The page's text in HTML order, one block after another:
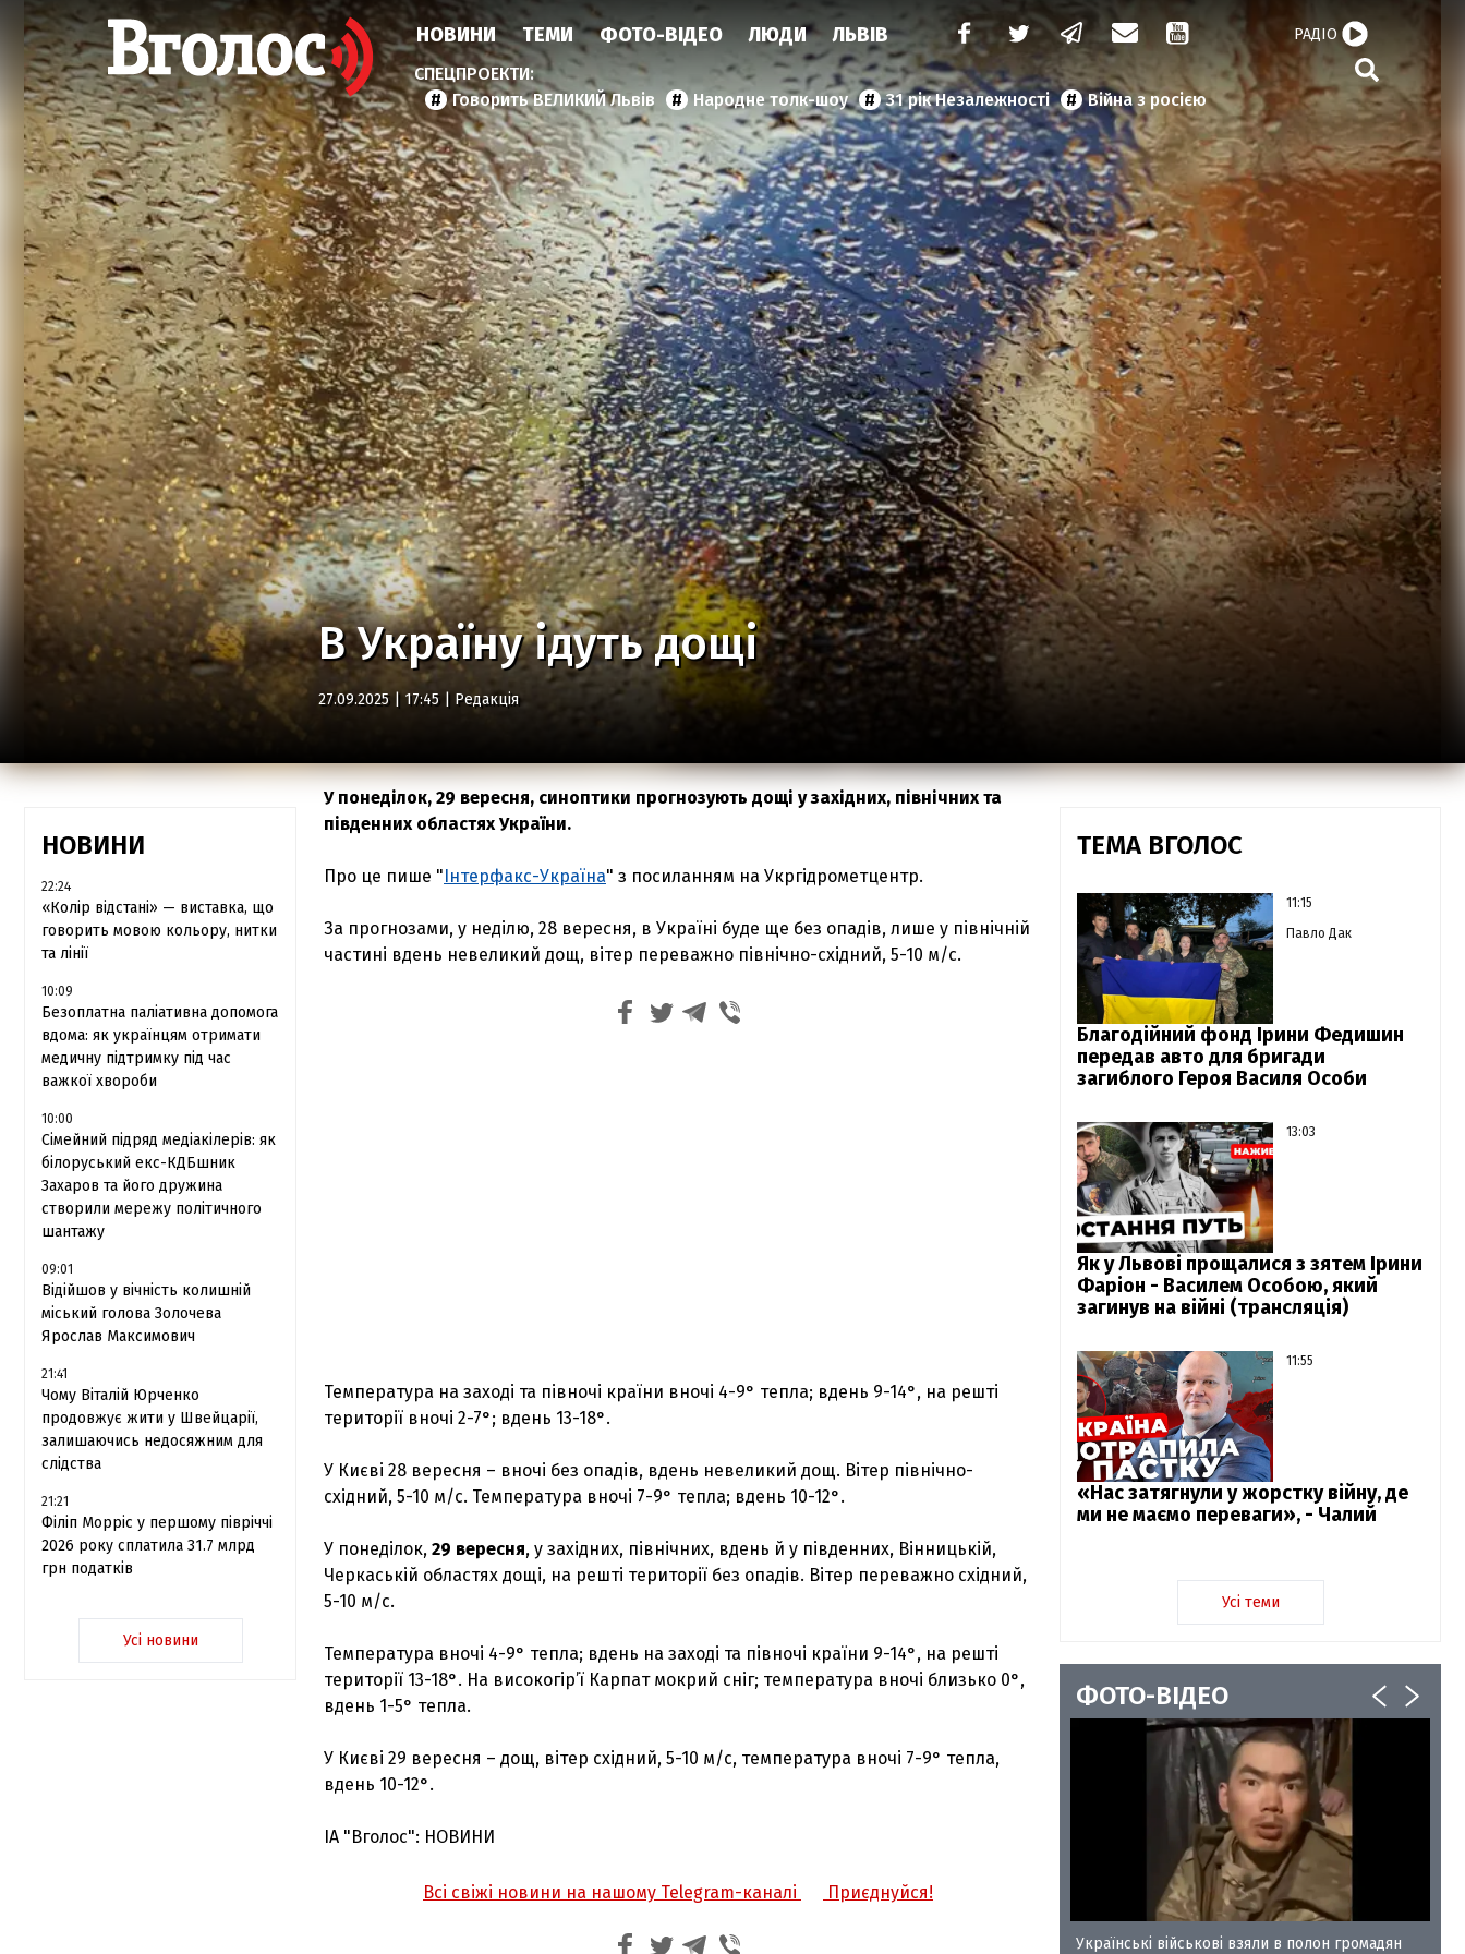
НОВИНИ ТЕМИ ФОТО-ВІДЕО ЛЮДИ ЛЬВІВ
Говорить ВЕЛИКИЙ Львів Народне толк-шоу 31 рік Незалежності Війна з росією
РАДІО
В Україну ідуть дощі
27.09.2025 | 17:45 | Редакція
НОВИНИ
22:24
«Колір відстані» — виставка, що
говорить мовою кольору, нитки
та лінії
10:09
Безоплатна паліативна допомога
вдома: як українцям отримати
медичну підтримку під час
важкої хвороби
10:00
Сімейний підряд медіакілерів: як
білоруський екс-КДБшник
Захаров та його дружина
створили мережу політичного
шантажу
09:01
Відійшов у вічність колишній
міський голова Золочева
Ярослав Максимович
21:41
Чому Віталій Юрченко
продовжує жити у Швейцарії,
залишаючись недосяжним для
слідства
21:21
Філіп Морріс у першому півріччі
2026 року сплатила 31.7 млрд
грн податків
Усі новини
У понеділок, 29 вересня, синоптики прогнозують дощі у західних, північних та
південних областях України.
Про це пише "Інтерфакс-Україна" з посиланням на Укргідрометцентр.
За прогнозами, у неділю, 28 вересня, в Україні буде ще без опадів, лише у північній
частині вдень невеликий дощ, вітер переважно північно-східний, 5-10 м/с.
Температура на заході та півночі країни вночі 4-9° тепла; вдень 9-14°, на решті
території вночі 2-7°; вдень 13-18°.
У Києві 28 вересня – вночі без опадів, вдень невеликий дощ. Вітер північно-
східний, 5-10 м/с. Температура вночі 7-9° тепла; вдень 10-12°.
У понеділок, 29 вересня, у західних, північних, вдень й у південних, Вінницькій,
Черкаській областях дощі, на решті території без опадів. Вітер переважно східний,
5-10 м/с.
Температура вночі 4-9° тепла; вдень на заході та півночі країни 9-14°, на решті
території 13-18°. На високогір’ї Карпат мокрий сніг; температура вночі близько 0°,
вдень 1-5° тепла.
У Києві 29 вересня – дощ, вітер східний, 5-10 м/с, температура вночі 7-9° тепла,
вдень 10-12°.
ІА "Вголос": НОВИНИ
Всі свіжі новини на нашому Telegram-каналі Приєднуйся!
ТЕМА ВГОЛОС
11:15
Павло Дак
Благодійний фонд Ірини Федишин
передав авто для бригади
загиблого Героя Василя Особи
13:03
Як у Львові прощалися з зятем Ірини
Фаріон - Василем Особою, який
загинув на війні (трансляція)
11:55
«Нас затягнули у жорстку війну, де
ми не маємо переваги», - Чалий
Усі теми
ФОТО-ВІДЕО
З'явилося відео знищеного ворожого Су-35 Українські військові взяли в полон громадян